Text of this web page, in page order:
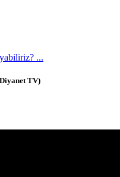
...
TV)